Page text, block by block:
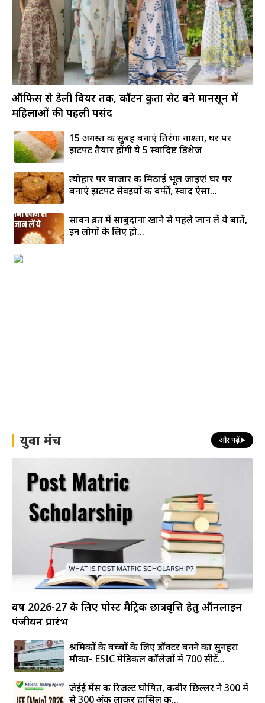
ऑफिस से डेली वियर तक, कॉटन कुर्ता सेट बने मानसून में
महिलाओं की पहली पसंद
15 अगस्त की सुबह बनाएं तिरंगा नाश्ता, घर पर
झटपट तैयार होंगी ये 5 स्वादिष्ट डिशेज
त्योहार पर बाजार की मिठाई भूल जाइए! घर पर
बनाएं झटपट सेवइयों की बर्फी, स्वाद ऐसा...
सावन व्रत में साबुदाना खाने से पहले जान लें ये बातें,
इन लोगों के लिए हो...
युवा मंच और पढ़ें➤
वर्ष 2026-27 के लिए पोस्ट मैट्रिक छात्रवृत्ति हेतु ऑनलाइन
पंजीयन प्रारंभ
श्रमिकों के बच्चों के लिए डॉक्टर बनने का सुनहरा
मौका- ESIC मेडिकल कॉलेजों में 700 सीटें...
जेईई मेंस की रिजल्ट घोषित, कबीर छिल्लर ने 300 में
से 300 अंक लाकर हासिल की...